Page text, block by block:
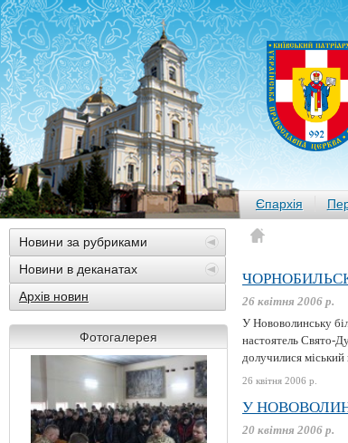
Єпархія
Новини за рубриками
Новини в деканатах
Архів новин
Фотогалерея
26 квітня 2006 р.
У Нововолинську
настоятель Свято-
долучилися міський
26 квітня 2006 р.
У
20 квітня 2006 р.